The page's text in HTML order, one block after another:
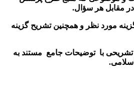
در مقابل هر سؤال.
مورد نظر و همچنین تشریح گزینه
تشریحی با توضیحات جامع مستند به